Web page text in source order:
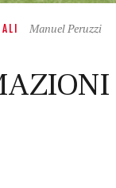
Manuel Peruzzi